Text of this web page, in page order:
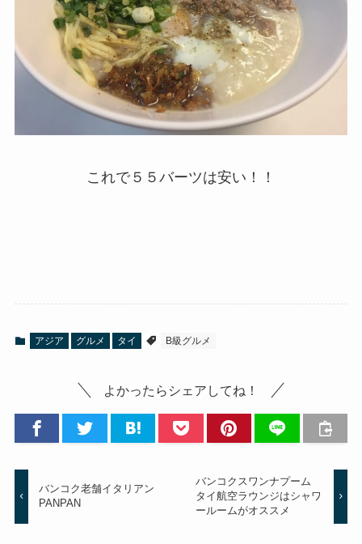
これで５５バーツは安い！！
アジア グルメ タイ B級グルメ
よかったらシェアしてね！
バンコク老舗イタリアン
PANPAN
バンコクスワンナプーム
タイ航空ラウンジはシャワ
ールームがオススメ